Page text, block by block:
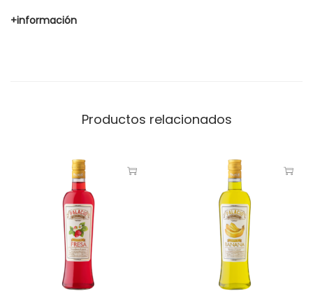
+información
Productos relacionados